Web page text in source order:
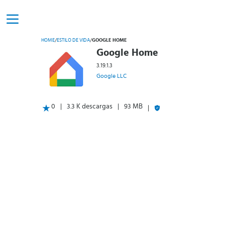
HOME/ESTILO DE VIDA/GOOGLE HOME
Google Home
3.19.1.3
Google LLC
0 3.3 K descargas 93 MB